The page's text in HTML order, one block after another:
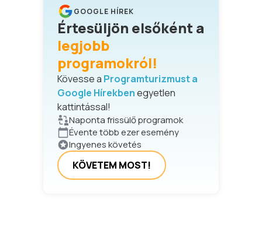
GOOGLE HÍREK
Értesüljön elsőként a
legjobb
programokról!
Kövesse a Programturizmust a
Google Hírekbenegyetlen
kattintással!
Naponta frissülő programok
Évente több ezer esemény
Ingyenes követés
KÖVETEM MOST!